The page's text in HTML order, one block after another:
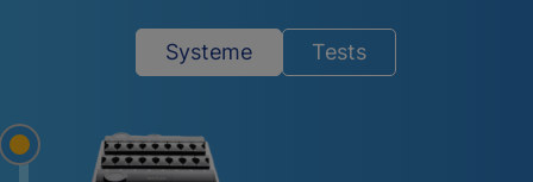
Systeme Tests